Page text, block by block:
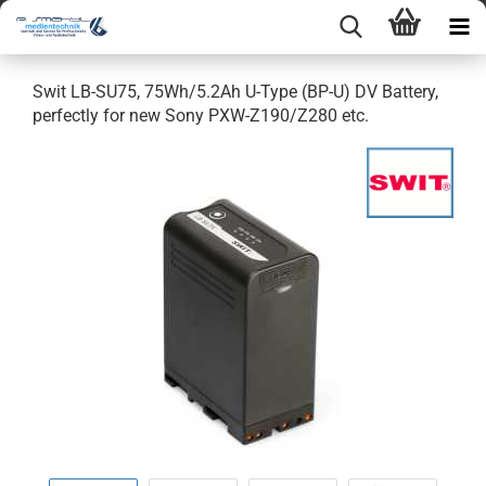
Swit LB-SU75, 75Wh/5.2Ah U-Type (BP-U) DV Battery,
perfectly for new Sony PXW-Z190/Z280 etc.